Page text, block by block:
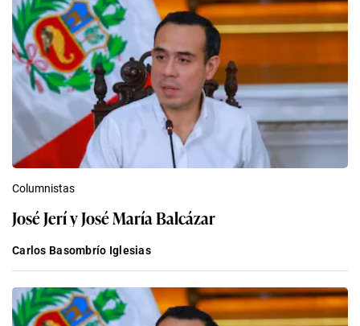
Columnistas
José Jerí y José María Balcázar
Carlos Basombrío Iglesias